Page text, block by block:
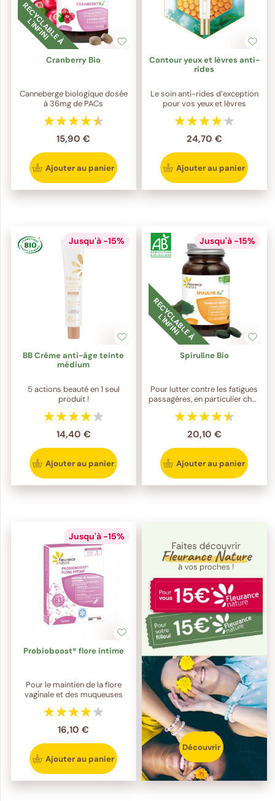
R
E
C
Y
C
L
A
B
L
E
À
L
'I
N
F
I
N
I
Cranberry Bio
Canneberge biologique dosée
à 36mg de PACs
15,90 €
Ajouter au panier
Contour yeux et lèvres anti-
rides
Le soin anti-rides d’exception
pour vos yeux et lèvres
24,70 €
Ajouter au panier
Jusqu'à -15%
BB Crème anti-âge teinte
médium
5 actions beauté en 1 seul
produit !
14,40 €
Ajouter au panier
R
E
C
Y
C
L
A
B
L
E
À
L
'I
N
F
I
N
I
Jusqu'à -15%
Spiruline Bio
Pour lutter contre les fatigues
passagères, en particulier chez
20,10 €
Ajouter au panier
Jusqu'à -15%
Probioboost® flore intime
Pour le maintien de la flore
vaginale et des muqueuses
16,10 €
Ajouter au panier
Découvrir